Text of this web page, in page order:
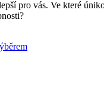
pro vás. Ve které